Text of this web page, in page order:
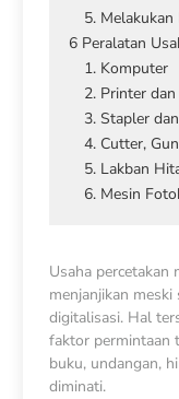
5.
6 Peralatan
1. Komputer
2. Printer
3. Stapler
4. Cutter,
5. Lakban
6. Mesin
Usaha percetakan
menjanjikan
digitalisasi. Hal
faktor permintaan
buku, undangan,
diminati.